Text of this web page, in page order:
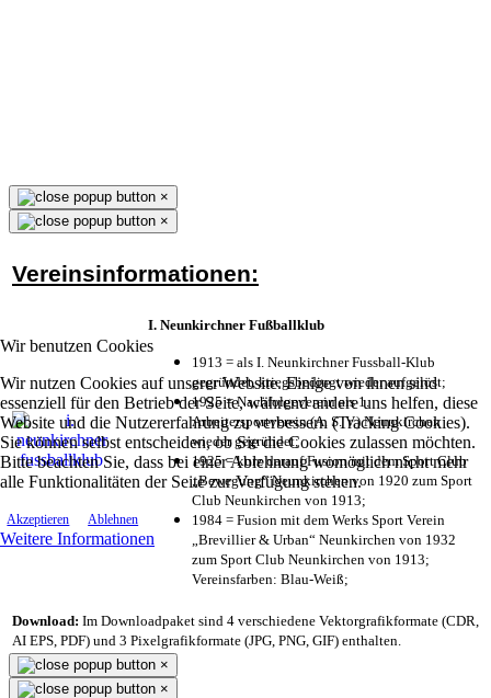
Wir benutzen Cookies
Wir nutzen Cookies auf unserer Website. Einige von ihnen sind
essenziell für den Betrieb der Seite, während andere uns helfen, diese
Website und die Nutzererfahrung zu verbessern (Tracking Cookies).
Sie können selbst entscheiden, ob Sie die Cookies zulassen möchten.
Bitte beachten Sie, dass bei einer Ablehnung womöglich nicht mehr
alle Funktionalitäten der Seite zur Verfügung stehen.
Akzeptieren Ablehnen
Weitere Informationen
×
×
Vereinsinformationen:
I. Neunkirchner Fußballklub
1913 = als I. Neunkirchner Fussball-Klub
gegründet, kriegsbedingt wieder aufgelöst;
1925 = Nachfolgeverein als 1.
Arbeitersportverein (A. S. V.) Neunkirchen
wieder gegründet;
1925 = kurz darauf Fusion mit dem Sport Club
„Bewegung“ Neunkirchen von 1920 zum Sport
Club Neunkirchen von 1913;
1984 = Fusion mit dem Werks Sport Verein
„Brevillier & Urban“ Neunkirchen von 1932
zum Sport Club Neunkirchen von 1913;
Vereinsfarben: Blau-Weiß;
Download: Im Downloadpaket sind 4 verschiedene Vektorgrafikformate (CDR,
AI EPS, PDF) und 3 Pixelgrafikformate (JPG, PNG, GIF) enthalten.
×
×